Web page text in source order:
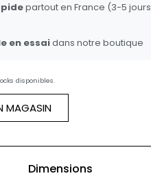
partout en France (3-5 jours
en essaidans notre boutique
disponibles.
MAGASIN
Dimensions